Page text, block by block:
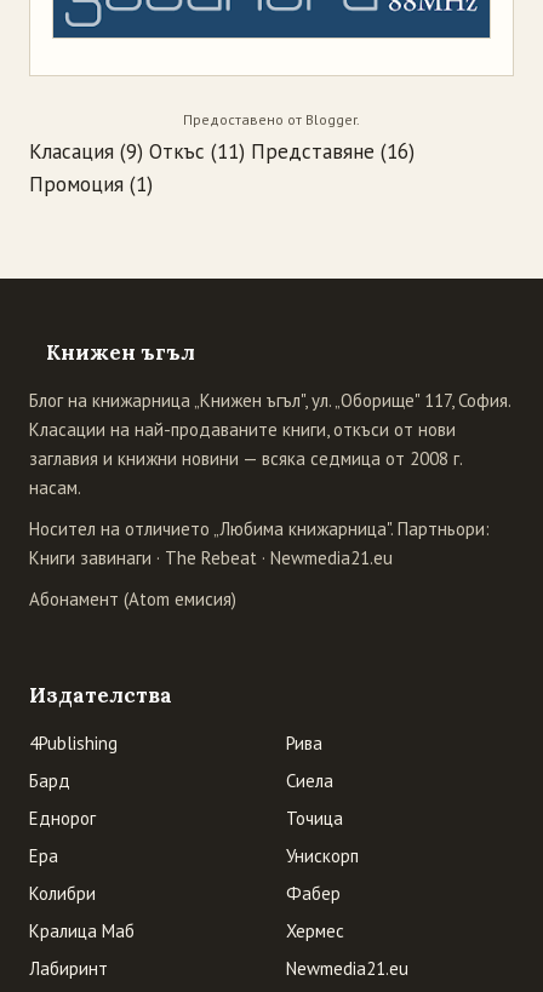
Предоставено от Blogger.
Класация (9) Откъс (11) Представяне (16)
Промоция (1)
Книжен ъгъл
Блог на книжарница „Книжен ъгъл", ул. „Оборище" 117, София.
Класации на най-продаваните книги, откъси от нови
заглавия и книжни новини — всяка седмица от 2008 г.
насам.
Носител на отличието „Любима книжарница". Партньори:
Книги завинаги · The Rebeat · Newmedia21.eu
Абонамент (Atom емисия)
Издателства
4Publishing
Бард
Еднорог
Ера
Колибри
Кралица Маб
Лабиринт
Рива
Сиела
Точица
Унискорп
Фабер
Хермес
Newmedia21.eu